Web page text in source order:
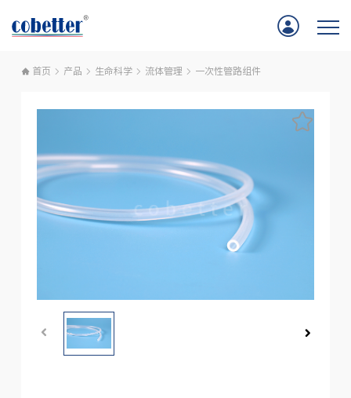
首页
产品
服务支持
联系我们
首页 产品 生命科学 流体管理 一次性管路组件